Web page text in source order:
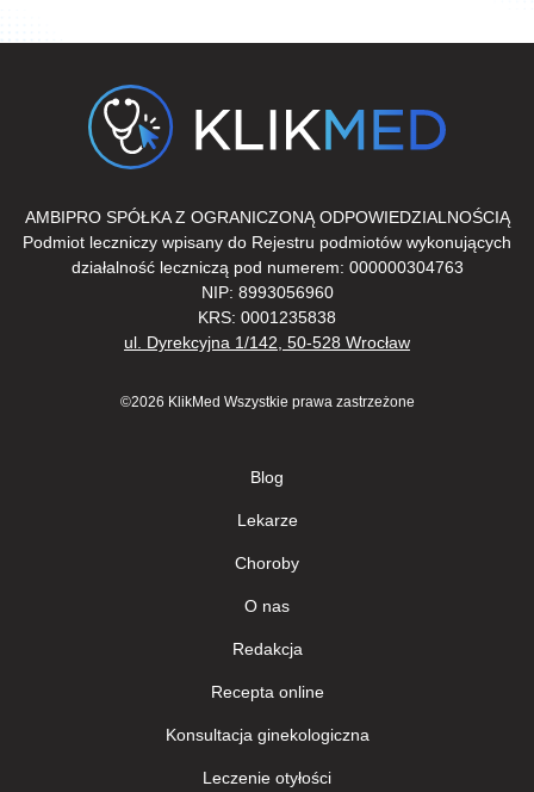
AMBIPRO SPÓŁKA Z OGRANICZONĄ ODPOWIEDZIALNOŚCIĄ
Podmiot leczniczy wpisany do Rejestru podmiotów wykonujących
działalność leczniczą pod numerem: 000000304763
NIP: 8993056960
KRS: 0001235838
ul. Dyrekcyjna 1/142, 50-528 Wrocław
©2026 KlikMed Wszystkie prawa zastrzeżone
Blog
Lekarze
Сhoroby
О nas
Redakcja
Recepta online
Konsultacja ginekologiczna
Leczenie otyłości